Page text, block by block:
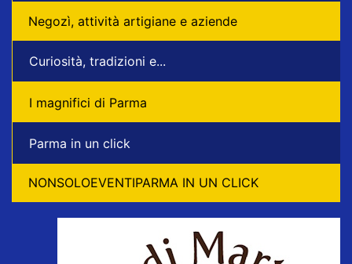
Negozì, attività artigiane e aziende
Curiosità, tradizioni e...
I magnifici di Parma
Parma in un click
NONSOLOEVENTIPARMA IN UN CLICK